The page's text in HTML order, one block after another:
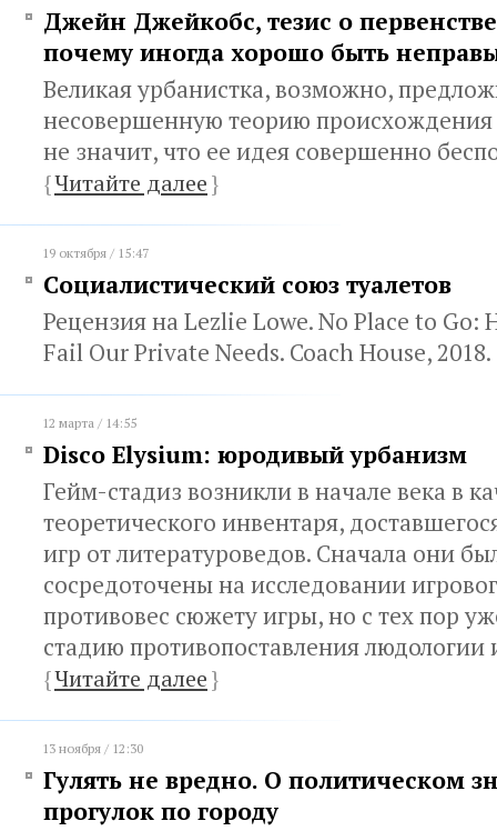
Джейн Джейкобс, тезис о
почему иногда хорошо быть
Великая урбанистка, возможно,
несовершенную теорию происхождения
не значит, что ее идея совершенно
{Читайте далее}
19 октября / 15:47
Социалистический союз туалетов
Рецензия на Lezlie Lowe. No Place to Go:
Fail Our Private Needs. Coach House, 2018.
12 марта / 14:55
Disco Elysium: юродивый урбанизм
Гейм-стадиз возникли в начале века в
теоретического инвентаря,
игр от литературоведов. Сначала они
сосредоточены на исследовании
противовес сюжету игры, но с тех пор
стадию противопоставления людологии
{Читайте далее}
13 ноября / 12:30
Гулять не вредно. О политическом
прогулок по городу